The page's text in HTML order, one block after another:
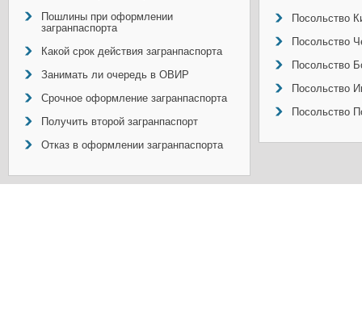
Пошлины при оформлении
загранпаспорта
Какой срок действия загранпаспорта
Занимать ли очередь в ОВИР
Срочное оформление загранпаспорта
Получить второй загранпаспорт
Отказ в оформлении загранпаспорта
Посольство
Посольство
Посольство
Посольство
Посольство